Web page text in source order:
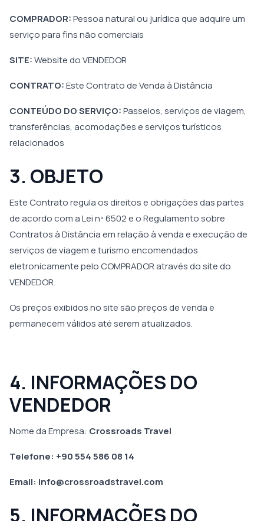
COMPRADOR:Pessoa natural ou jurídica que adquire um
serviço para fins não comerciais
SITE:Website do VENDEDOR
CONTRATO:Este Contrato de Venda à Distância
CONTEÚDO DO SERVIÇO:Passeios, serviços de viagem,
transferências, acomodações e serviços turísticos
relacionados
3. OBJETO
Este Contrato regula os direitos e obrigações das partes
de acordo com a Lei nº 6502 e o Regulamento sobre
Contratos à Distância em relação à venda e execução de
serviços de viagem e turismo encomendados
eletronicamente pelo COMPRADOR através do site do
VENDEDOR.
Os preços exibidos no site são preços de venda e
permanecem válidos até serem atualizados.
4. INFORMAÇÕES DO
VENDEDOR
Nome da Empresa: Crossroads Travel
Telefone: +90 554 586 08 14
Email: info@crossroadstravel.com
5. INFORMAÇÕES DO